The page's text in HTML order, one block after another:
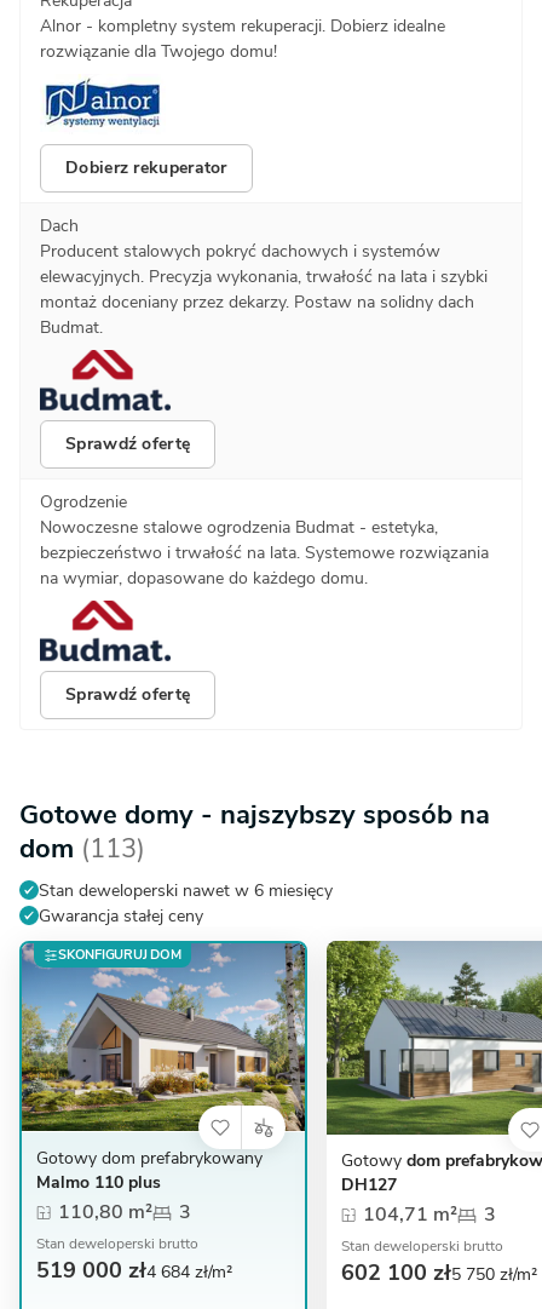
Alnor - kompletny system rekuperacji. Dobierz idealne
rozwiązanie dla Twojego domu!
Dobierz rekuperator
Dach
Producent stalowych pokryć dachowych i systemów
elewacyjnych. Precyzja wykonania, trwałość na lata i szybki
montaż doceniany przez dekarzy. Postaw na solidny dach
Budmat.
Sprawdź ofertę
Ogrodzenie
Nowoczesne stalowe ogrodzenia Budmat - estetyka,
bezpieczeństwo i trwałość na lata. Systemowe rozwiązania
na wymiar, dopasowane do każdego domu.
Sprawdź ofertę
Gotowe domy - najszybszy sposób na
dom (113)
Stan deweloperski nawet w 6 miesięcy
Gwarancja stałej ceny
SKONFIGURUJ DOM
Gotowy dom prefabrykowany
Malmo 110 plus
110,80 m² 3
Stan deweloperski brutto
519 000 zł4 684 zł/m²
Gotowy dom
DH127
104,71 m² 3
Stan deweloperski brutto
602 100 zł5 750 zł/m²